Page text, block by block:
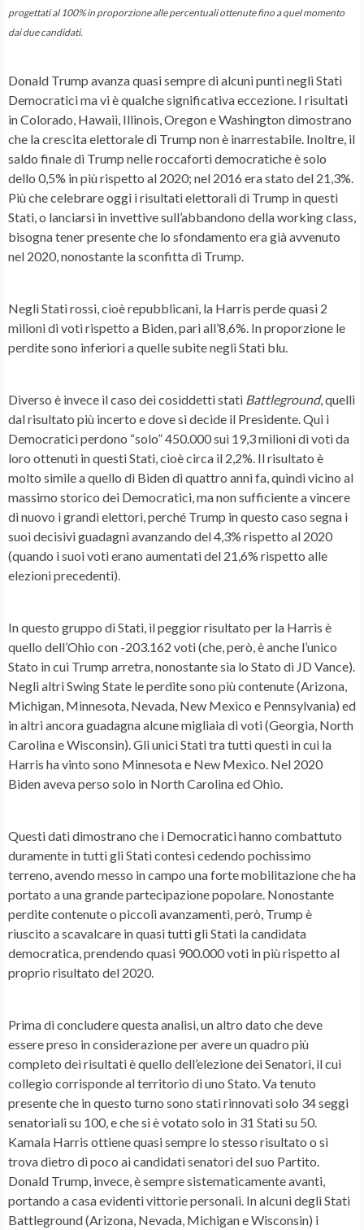
progettati al 100% in proporzione alle percentuali ottenute fino a quel momento
dai due candidati.
Donald Trump avanza quasi sempre di alcuni punti negli Stati
Democratici ma vi è qualche significativa eccezione. I risultati
in Colorado, Hawaii, Illinois, Oregon e Washington dimostrano
che la crescita elettorale di Trump non è inarrestabile. Inoltre, il
saldo finale di Trump nelle roccaforti democratiche è solo
dello 0,5% in più rispetto al 2020; nel 2016 era stato del 21,3%.
Più che celebrare oggi i risultati elettorali di Trump in questi
Stati, o lanciarsi in invettive sull’abbandono della working class,
bisogna tener presente che lo sfondamento era già avvenuto
nel 2020, nonostante la sconfitta di Trump.
Negli Stati rossi, cioè repubblicani, la Harris perde quasi 2
milioni di voti rispetto a Biden, pari all’8,6%. In proporzione le
perdite sono inferiori a quelle subite negli Stati blu.
Diverso è invece il caso dei cosiddetti stati Battleground, quelli
dal risultato più incerto e dove si decide il Presidente. Qui i
Democratici perdono “solo” 450.000 sui 19,3 milioni di voti da
loro ottenuti in questi Stati, cioè circa il 2,2%. Il risultato è
molto simile a quello di Biden di quattro anni fa, quindi vicino al
massimo storico dei Democratici, ma non sufficiente a vincere
di nuovo i grandi elettori, perché Trump in questo caso segna i
suoi decisivi guadagni avanzando del 4,3% rispetto al 2020
(quando i suoi voti erano aumentati del 21,6% rispetto alle
elezioni precedenti).
In questo gruppo di Stati, il peggior risultato per la Harris è
quello dell’Ohio con -203.162 voti (che, però, è anche l’unico
Stato in cui Trump arretra, nonostante sia lo Stato di JD Vance).
Negli altri Swing State le perdite sono più contenute (Arizona,
Michigan, Minnesota, Nevada, New Mexico e Pennsylvania) ed
in altri ancora guadagna alcune migliaia di voti (Georgia, North
Carolina e Wisconsin). Gli unici Stati tra tutti questi in cui la
Harris ha vinto sono Minnesota e New Mexico. Nel 2020
Biden aveva perso solo in North Carolina ed Ohio.
Questi dati dimostrano che i Democratici hanno combattuto
duramente in tutti gli Stati contesi cedendo pochissimo
terreno, avendo messo in campo una forte mobilitazione che ha
portato a una grande partecipazione popolare. Nonostante
perdite contenute o piccoli avanzamenti, però, Trump è
riuscito a scavalcare in quasi tutti gli Stati la candidata
democratica, prendendo quasi 900.000 voti in più rispetto al
proprio risultato del 2020.
Prima di concludere questa analisi, un altro dato che deve
essere preso in considerazione per avere un quadro più
completo dei risultati è quello dell’elezione dei Senatori, il cui
collegio corrisponde al territorio di uno Stato. Va tenuto
presente che in questo turno sono stati rinnovati solo 34 seggi
senatoriali su 100, e che si è votato solo in 31 Stati su 50.
Kamala Harris ottiene quasi sempre lo stesso risultato o si
trova dietro di poco ai candidati senatori del suo Partito.
Donald Trump, invece, è sempre sistematicamente avanti,
portando a casa evidenti vittorie personali. In alcuni degli Stati
Battleground (Arizona, Nevada, Michigan e Wisconsin) i